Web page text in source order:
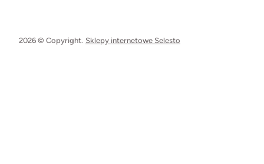
2026 © Copyright. Sklepy internetowe Selesto